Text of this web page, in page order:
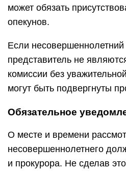
может обязать
опекунов.
Если несовершеннолетний
представитель не
комиссии без
могут быть подвергнуты
Обязательное
О месте и времени
несовершеннолетнего
и прокурора. Не сделав